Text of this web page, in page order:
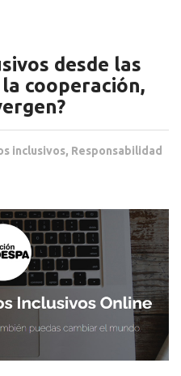
desde las
cooperación,
inclusivos, Responsabilidad